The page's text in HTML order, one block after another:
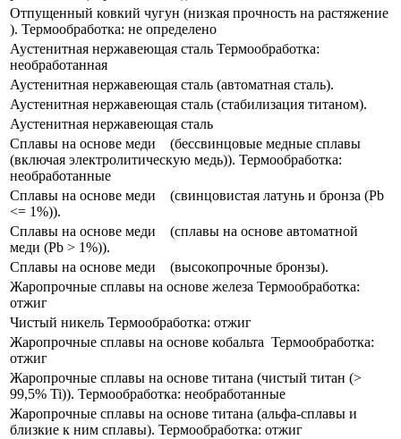
Отпущенный ковкий чугун (низкая прочность на растяжение​
). Термообработка: не определено
Аустенитная нержавеющая сталь Термообработка:
необработанная
Аустенитная нержавеющая сталь (автоматная сталь).
Аустенитная нержавеющая сталь (стабилизация титаном​).
Аустенитная нержавеющая сталь
Сплавы​ на основе меди ​ ​ ​ (​бессвинцовые медные сплавы
(включая электролитическую медь)). Термообработка:
необработанные​
Сплавы​ на основе меди ​ ​ ​ (свинцовистая латунь и бронза (Pb
<= 1%)).
Сплавы​ на основе меди ​ ​ ​ (сплавы на основе автоматной
меди (Pb > 1%)).
Сплавы​ на основе меди ​ ​ ​ (высокопрочные бронзы).
Жаропрочные сплавы на основе железа Термообработка:
отжиг
Чистый никель Термообработка: отжиг
​Жаропрочные сплавы на основе кобальта ​ Термообработка:
отжиг
​Жаропрочные сплавы на основе титана (чистый титан (>
99,5% Ti)). Термообработка: необработанные
​Жаропрочные сплавы на основе титана (альфа-сплавы и
близкие к ним сплавы). Термообработка: отжиг